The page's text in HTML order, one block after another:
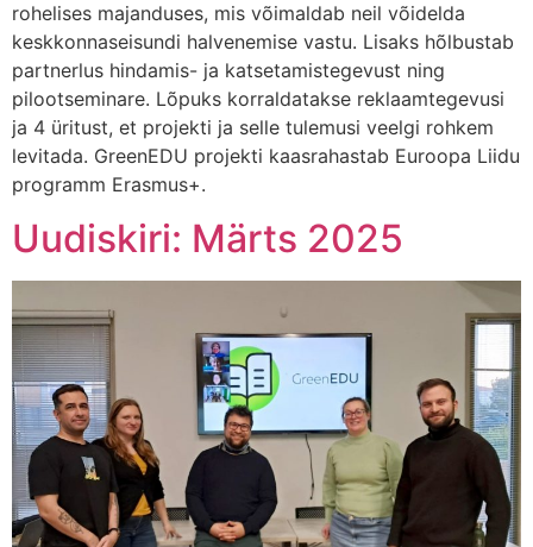
rohelises majanduses, mis võimaldab neil võidelda
keskkonnaseisundi halvenemise vastu. Lisaks hõlbustab
partnerlus hindamis- ja katsetamistegevust ning
pilootseminare. Lõpuks korraldatakse reklaamtegevusi
ja 4 üritust, et projekti ja selle tulemusi veelgi rohkem
levitada. GreenEDU projekti kaasrahastab Euroopa Liidu
programm Erasmus+.
Uudiskiri: Märts 2025